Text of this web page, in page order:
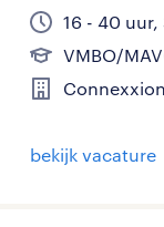
16 - 40 uur,
VMBO/
Connexxion
bekijk vacature